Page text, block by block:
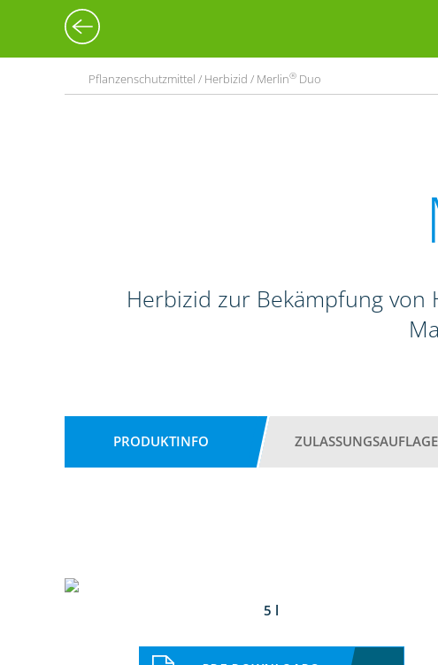
Pflanzenschutzmittel / Herbizid / Merlin® Duo
Herbizid zur Bekämpfung
PRODUKTINFO
5 l